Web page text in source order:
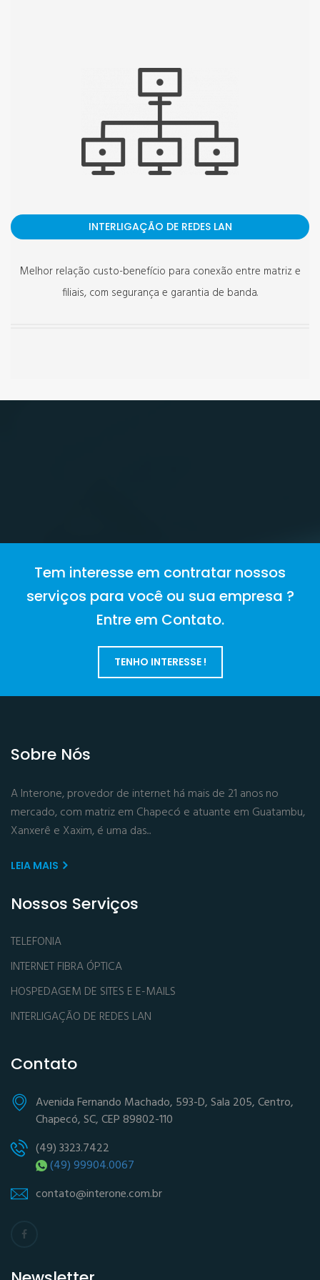
INTERLIGAÇÃO DE REDES LAN
Melhor relação custo-benefício para conexão entre matriz e
filiais, com segurança e garantia de banda.
Tem interesse em contratar nossos
serviços para você ou sua empresa ?
Entre em Contato.
TENHO INTERESSE !
Sobre Nós
A Interone, provedor de internet há mais de 21 anos no
mercado, com matriz em Chapecó e atuante em Guatambu,
Xanxerê e Xaxim, é uma das...
LEIA MAIS
Nossos Serviços
TELEFONIA
INTERNET FIBRA ÓPTICA
HOSPEDAGEM DE SITES E E-MAILS
INTERLIGAÇÃO DE REDES LAN
Contato
Avenida Fernando Machado, 593-D, Sala 205, Centro,
Chapecó, SC, CEP 89802-110
(49) 3323.7422
(49) 99904.0067
contato@interone.com.br